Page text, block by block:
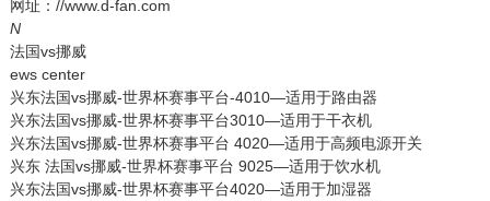
网址：//www.d-fan.com
N
法国vs挪威
ews center
兴东法国vs挪威-世界杯赛事平台-4010—适用于路由器
兴东法国vs挪威-世界杯赛事平台3010—适用于干衣机
兴东法国vs挪威-世界杯赛事平台 4020—适用于高频电源开关
兴东 法国vs挪威-世界杯赛事平台 9025—适用于饮水机
兴东法国vs挪威-世界杯赛事平台4020—适用于加湿器